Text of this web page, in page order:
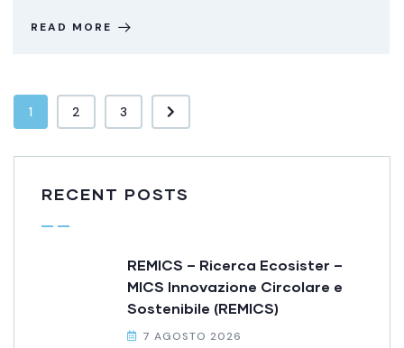
READ MORE
1 2 3
RECENT POSTS
REMICS – Ricerca Ecosister –
MICS Innovazione Circolare e
Sostenibile (REMICS)
7 AGOSTO 2026